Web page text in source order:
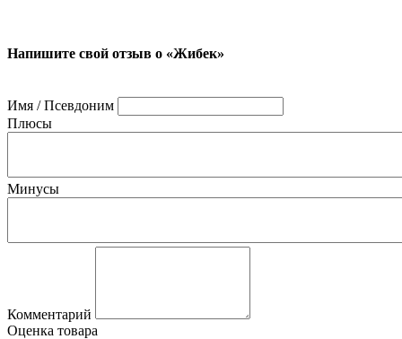
Напишите свой отзыв о «Жибек»
Имя / Псевдоним
Плюсы
Минусы
Комментарий
Оценка товара